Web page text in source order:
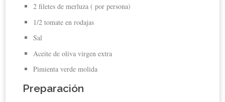
2 filetes de merluza ( por persona)
1/2 tomate en rodajas
Sal
Aceite de oliva virgen extra
Pimienta verde molida
Preparación